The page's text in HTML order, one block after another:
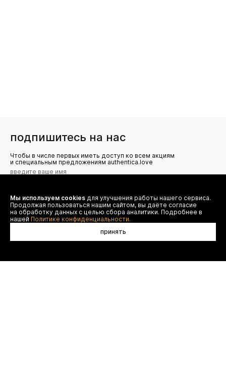
подпишитесь на нас
Чтобы в числе первых иметь доступ ко всем акциям
и специальным предложениям authentica.love
Я даю согласие на сбор, обработку и хранение моих
персональных данных (имя, email, телефон) для получения
рекламных и информационных рассылок от ООО 'БТ
Юнайтед', а также ознакомлен(а) с
Политикой конфиденциальности
Мы используем cookies для улучшения работы нашего сервиса.
Продолжая пользоваться нашим сайтом, вы даёте согласие
на обработку данных с целью сбора аналитики. Подробнее в
нашей Политике конфиденциальности.
принять